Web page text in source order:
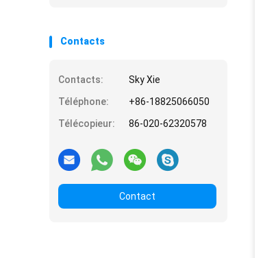
Contacts
Contacts:
Sky Xie
Téléphone:
+86-18825066050
Télécopieur:
86-020-62320578
Contact